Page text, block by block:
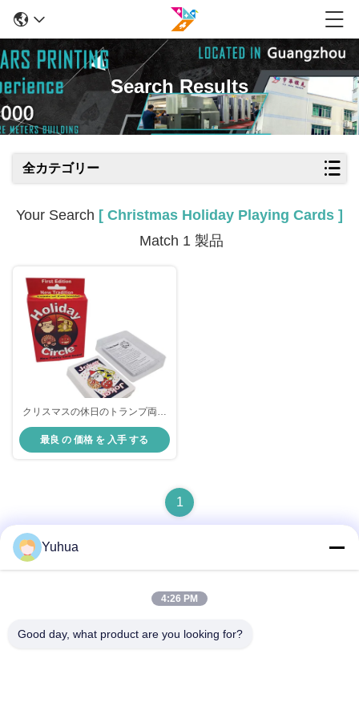
Search Results
全カテゴリー
Your Search [ Christmas Holiday Playing Cards ]
Match 1 製品
クリスマスの休日のトランプ両側
の四色刷が印刷した57x87mm
最良 の 価格 を 入手 する
1
アドレス
Yuhua
4:26 PM
Good day, what product are you looking for?